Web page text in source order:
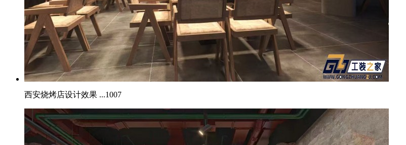
西安烧烤店设计效果 ...1007